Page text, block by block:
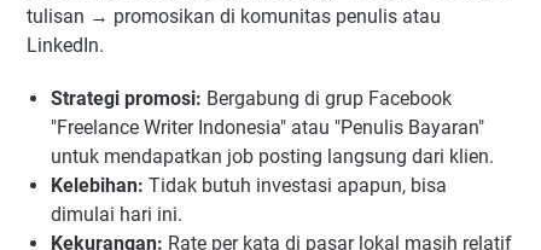
tulisan → promosikan di komunitas penulis atau
LinkedIn.
Strategi promosi: Bergabung di grup Facebook
"Freelance Writer Indonesia" atau "Penulis Bayaran"
untuk mendapatkan job posting langsung dari klien.
Kelebihan: Tidak butuh investasi apapun, bisa
dimulai hari ini.
Kekurangan: Rate per kata di pasar lokal masih relatif